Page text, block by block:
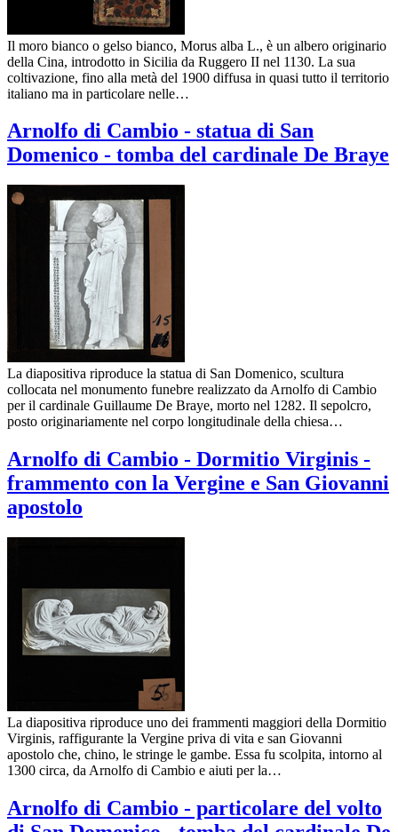
Il moro bianco o gelso bianco, Morus alba L., è un albero originario
della Cina, introdotto in Sicilia da Ruggero II nel 1130. La sua
coltivazione, fino alla metà del 1900 diffusa in quasi tutto il territorio
italiano ma in particolare nelle…
Arnolfo di Cambio - statua di San
Domenico - tomba del cardinale De Braye
La diapositiva riproduce la statua di San Domenico, scultura
collocata nel monumento funebre realizzato da Arnolfo di Cambio
per il cardinale Guillaume De Braye, morto nel 1282. Il sepolcro,
posto originariamente nel corpo longitudinale della chiesa…
Arnolfo di Cambio - Dormitio Virginis -
frammento con la Vergine e San Giovanni
apostolo
La diapositiva riproduce uno dei frammenti maggiori della Dormitio
Virginis, raffigurante la Vergine priva di vita e san Giovanni
apostolo che, chino, le stringe le gambe. Essa fu scolpita, intorno al
1300 circa, da Arnolfo di Cambio e aiuti per la…
Arnolfo di Cambio - particolare del volto